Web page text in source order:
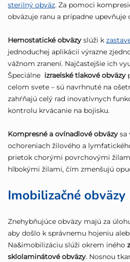
sterilný obväz. Za pomoci
obväzuje ranu a prípadne upevňuje
Hemostatické obväzy slúži k
jednoduchej aplikácii výrazne
vážnom zranení. Najčastejšie ich
Špeciálne izraelské tlakové obväzy
celom svete – sú navrhnuté na
zahŕňajú celý rad inovatívnych
kontrolu krvácanie na bojisku.
Kompresné a ovínadlové obväzy sa
ochoreniach žilového a
prietok chorými povrchovými
hlbokými žilami, čím zmenšujú
Imobilizačné obväzy
Znehybňujúce obväzy majú za
aby došlo k správnemu hojeniu
Na&imobilizáciu slúži okrem iného
sklolaminátové obväzy. Nosnou